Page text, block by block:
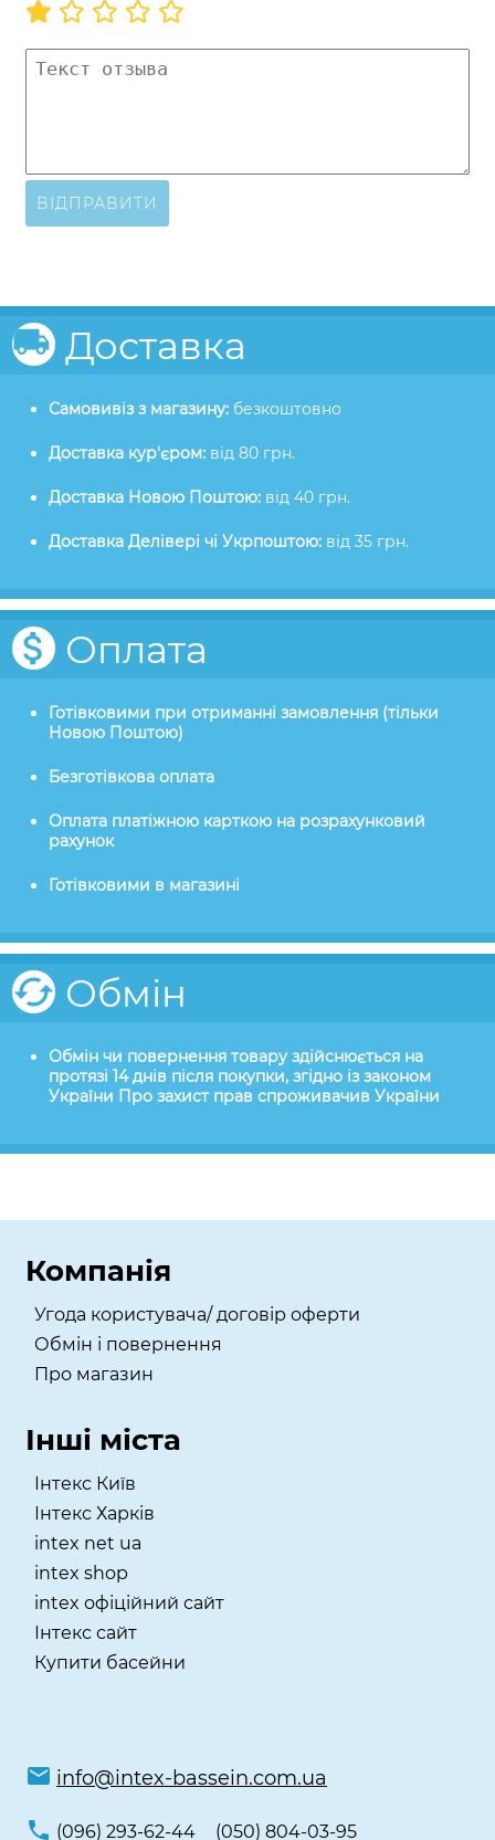
ВІДПРАВИТИ
Доставка
Самовивіз з магазину: безкоштовно
Доставка кур'єром: від 80 грн.
Доставка Новою Поштою: від 40 грн.
Доставка Делівері чі Укрпоштою: від 35 грн.
Оплата
Готівковими при отриманні замовлення (тільки
Новою Поштою)
Безготівкова оплата
Оплата платіжною карткою на розрахунковий
рахунок
Готівковими в магазині
Обмін
Обмін чи повернення товару здійснюється на
протязі 14 днів після покупки, згідно із законом
України Про захист прав спроживачив України
Компанія
Угода користувача/ договір оферти
Обмін і повернення
Про магазин
Інші міста
Інтекс Київ
​Інтекс Харків
intex net ua
intex shop
intex офіційний сайт
Інтекс сайт
Купити басейни
info@intex-bassein.com.ua
(096) 293-62-44 (050) 804-03-95